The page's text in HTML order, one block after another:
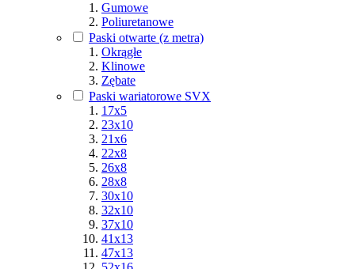
Gumowe
Poliuretanowe
Paski otwarte (z metra)
Okrągłe
Klinowe
Zębate
Paski wariatorowe SVX
17x5
23x10
21x6
22x8
26x8
28x8
30x10
32x10
37x10
41x13
47x13